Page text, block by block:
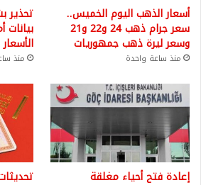
أسعار الذهب اليوم الخميس..
سعر جرام ذهب 24 و22 و21
وسعر ليرة ذهب جمهوريات
منذ ساعة واحدة
تحذير
منذ
إعادة فتح أحياء مغلقة